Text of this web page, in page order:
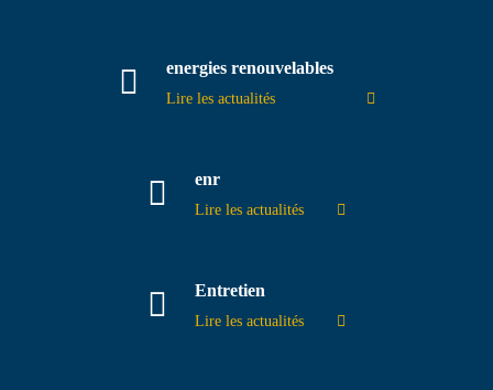
energies renouvelables
Lire les actualités
enr
Lire les actualités
Entretien
Lire les actualités